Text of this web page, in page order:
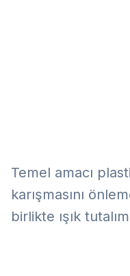
Temel amacı
karışmasını
birlikte ışık